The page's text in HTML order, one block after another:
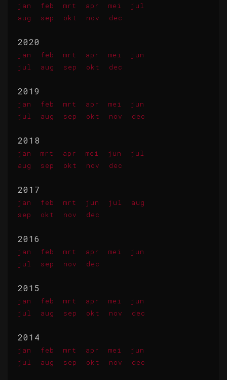
jan feb mrt apr mei
jul
aug
sep okt nov dec
2020
jan feb mrt apr mei
jun
jul
aug sep okt dec
2019
jan feb mrt apr mei
jun
jul
aug sep okt nov dec
2018
jan mrt apr mei jun
jul
aug
sep okt nov dec
2017
jan feb mrt jun jul
aug
sep
okt nov dec
2016
jan feb mrt apr mei
jun
jul
sep nov dec
2015
jan feb mrt apr mei
jun
jul
aug sep okt nov dec
2014
jan feb mrt apr mei
jun
jul
aug sep okt nov dec